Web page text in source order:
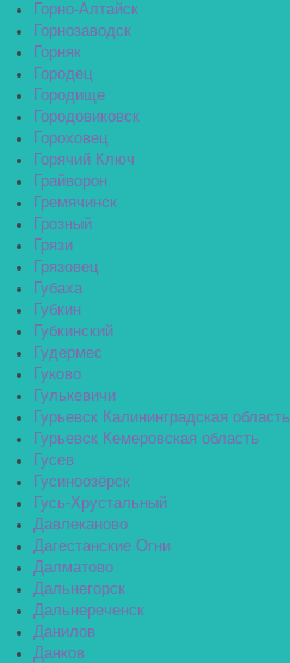
Горно-Алтайск
Горнозаводск
Горняк
Городец
Городище
Городовиковск
Гороховец
Горячий Ключ
Грайворон
Гремячинск
Грозный
Грязи
Грязовец
Губаха
Губкин
Губкинский
Гудермес
Гуково
Гулькевичи
Гурьевск Калининградская область
Гурьевск Кемеровская область
Гусев
Гусиноозёрск
Гусь-Хрустальный
Давлеканово
Дагестанские Огни
Далматово
Дальнегорск
Дальнереченск
Данилов
Данков